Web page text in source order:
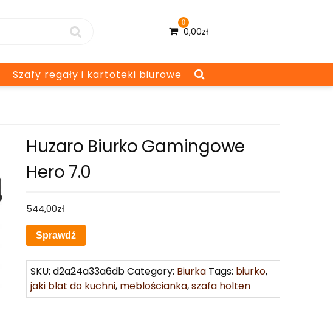
0
0,00zł
Szafy regały i kartoteki biurowe
Huzaro Biurko Gamingowe
Hero 7.0
544,00zł
Sprawdź
SKU:d2a24a33a6dbCategory: Biurka Tags: biurko,
jaki blat do kuchni, meblościanka,szafa holten